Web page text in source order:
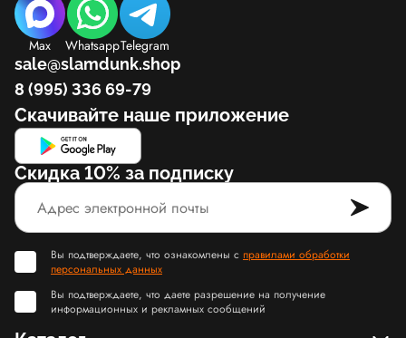
Max WhatsappTelegram
sale@slamdunk.shop
8 (995) 336 69-79
Скачивайте наше приложение
Скидка 10% за подписку
Вы подтверждаете, что ознакомлены с правилами обработки
персональных данных
Вы подтверждаете, что даете разрешение на получение
информационных и рекламных сообщений